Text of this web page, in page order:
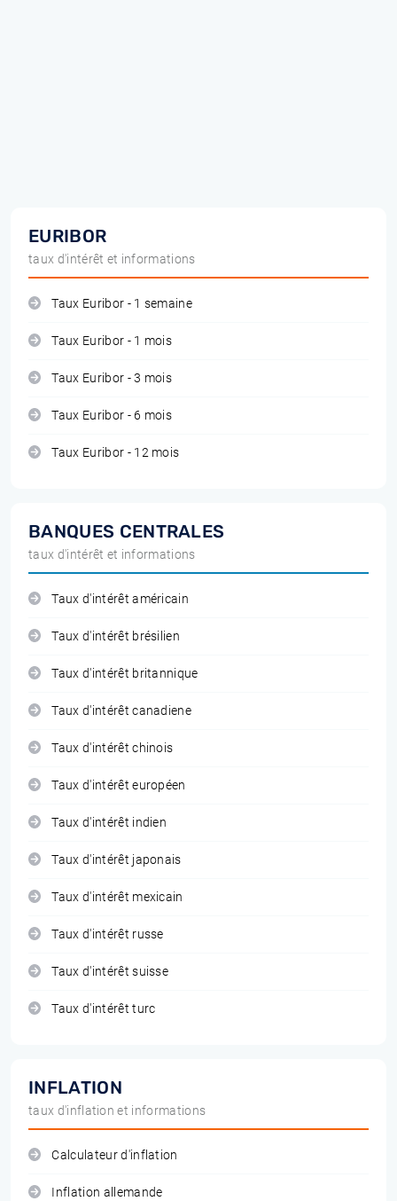
EURIBOR
taux d'intérêt et informations
Taux Euribor - 1 semaine
Taux Euribor - 1 mois
Taux Euribor - 3 mois
Taux Euribor - 6 mois
Taux Euribor - 12 mois
BANQUES CENTRALES
taux d'intérêt et informations
Taux d'intérêt américain
Taux d'intérêt brésilien
Taux d'intérêt britannique
Taux d'intérêt canadiene
Taux d'intérêt chinois
Taux d'intérêt européen
Taux d'intérêt indien
Taux d'intérêt japonais
Taux d'intérêt mexicain
Taux d'intérêt russe
Taux d'intérêt suisse
Taux d'intérêt turc
INFLATION
taux d'inflation et informations
Calculateur d'inflation
Inflation allemande